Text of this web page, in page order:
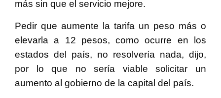
más sin que el servicio mejore.
Pedir que aumente la tarifa un peso más o
elevarla a 12 pesos, como ocurre en los
estados del país, no resolvería nada, dijo,
por lo que no sería viable solicitar un
aumento al gobierno de la capital del país.